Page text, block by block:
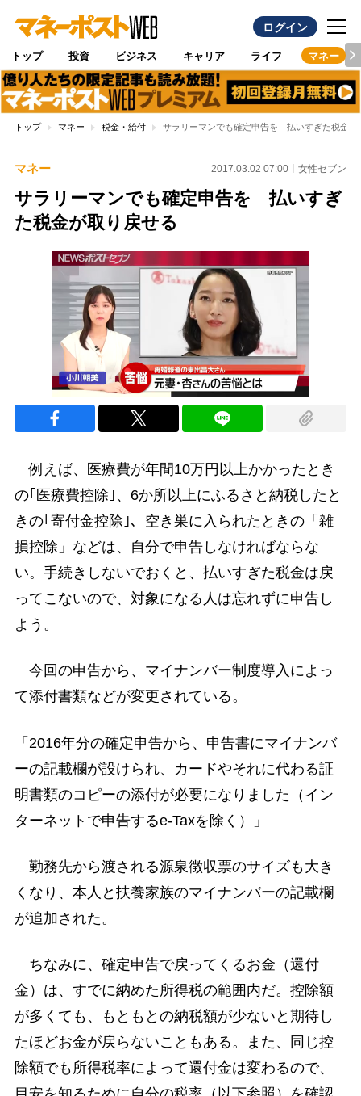
ログイン
トップ 投資 ビジネス キャリア ライフ マネー
トップ マネー 税金・給付 サラリーマンでも確定申告を 払いすぎた税金が
マネー 2017.03.02 07:00 女性セブン
サラリーマンでも確定申告を 払いすぎ
た税金が取り戻せる
例えば、医療費が年間10万円以上かかったとき
の｢医療費控除｣、6か所以上にふるさと納税したと
きの｢寄付金控除｣、空き巣に入られたときの「雑
損控除」などは、自分で申告しなければならな
い。手続きしないでおくと、払いすぎた税金は戻
ってこないので、対象になる人は忘れずに申告し
よう。
今回の申告から、マイナンバー制度導入によっ
て添付書類などが変更されている。
「2016年分の確定申告から、申告書にマイナンバ
ーの記載欄が設けられ、カードやそれに代わる証
明書類のコピーの添付が必要になりました（イン
ターネットで申告するe-Taxを除く）」
勤務先から渡される源泉徴収票のサイズも大き
くなり、本人と扶養家族のマイナンバーの記載欄
が追加された。
ちなみに、確定申告で戻ってくるお金（還付
金）は、すでに納めた所得税の範囲内だ。控除額
が多くても、もともとの納税額が少ないと期待し
たほどお金が戻らないこともある。また、同じ控
除額でも所得税率によって還付金は変わるので、